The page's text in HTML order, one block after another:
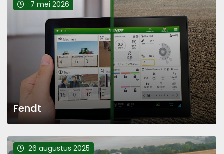
7 mei 2026
Fendt
26 augustus 2025